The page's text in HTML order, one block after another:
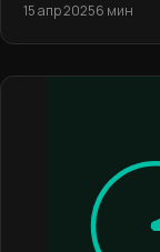
15 апр 20256 мин